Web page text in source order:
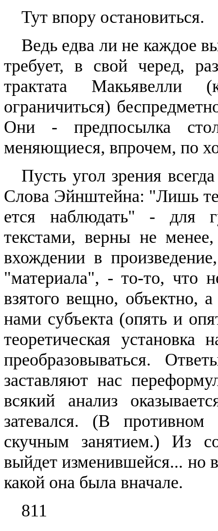
Тут впору остановиться.
Ведь едва ли не каждое
требует, в свой черед,
тракта­та Макьявелли
ограничиться)
Они - предпосылка
меняющиеся, впрочем, по
Пусть угол зрения
Слова Эйнштейна: "Лишь
ется наблюдать" - для
текстами, верны не менее,
вхождении в
"материала", - то-то, что
взятоговещно, объ­ектно, а
нами субъекта (опять и
теоретическая установ­ка
преобразовываться.
заставляют нас
всякий анализ
затевался. (В
скучным занятием.) Из
выйдет изменившейся... но
какой она была вначале.
811